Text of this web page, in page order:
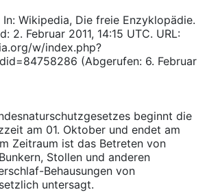
In: Wikipedia, Die freie Enzyklopädie.
2. Februar 2011, 14:15 UTC. URL:
w/index.php?
(Abgerufen: 6. Februar
beginnt die
am 01. Oktober und endet am
Zeitraum ist das Betreten von
Stollen und anderen
Behausungen von
untersagt.